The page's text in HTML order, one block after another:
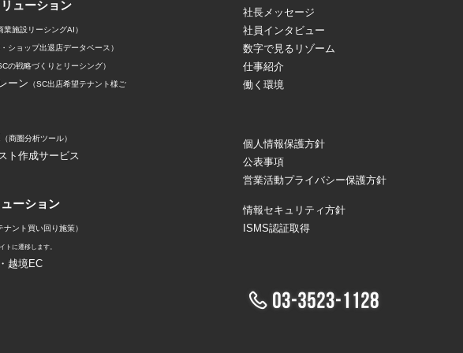
ューション
業施設リーシングAI）
・ショップ出退店データベース）
の戦略づくりとリーシング）
ーン （SC出店希望テナント様ご
（商圏分析ツール）
ト作成サービス
ーション
ナント買い回り施策）
トに遷移します。
越境EC
社長メッセージ
社員インタビュー
数字で見るリゾーム
仕事紹介
働く環境
個人情報保護方針
公表事項
営業活動プライバシー保護方針
情報セキュリティ方針
ISMS認証取得